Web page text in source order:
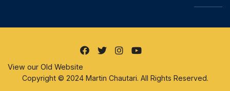
View our Old Website
Copyright © 2024 Martin Chautari. All Rights Reserved.